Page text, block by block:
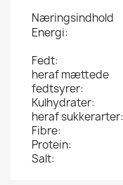
Næringsindhold
Energi:
Fedt:
heraf mættede
fedtsyrer:
Kulhydrater:
heraf sukkerarter:
Fibre:
Protein:
Salt: